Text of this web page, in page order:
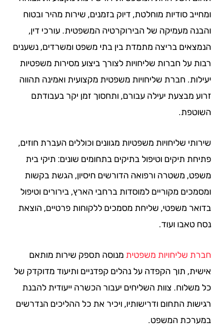
סודיות מוחלטת, דיוק בזמנים, שירות מהיר ובטוח
מעמיקה של הבירוקרטיה המשפטית. עורכי דין,
בריצה מתמדת בין בתי משפט ומשרדים, נשענים
על חברות שליחויות לצורך ביצוע מסירות משפטיות
חברת שליחויות משפטית מקצועית ואמינה תהווה
מבצעת יעילה עבורם, ותחסוך זמן יקר בעבודתם
שליחויות משפטיות מגוונים וכוללים העברת חוזים,
תיקים וטיפול בתיקים בתחומים שונים: תיקי בית
משטרה ורפואה הדורשים חיסיון, הגשת בקשות
מקוריים למוסדות ברחבי הארץ, בירורים וטיפול
משפטי, שליחת מסמכים ללקוחות פרטיים, הוצאת
טאבו ועוד.
שליחויות משפטיתמנוסה תספק שירות מותאם
תוך הקפדה על נהלים קפדניים ותיעוד מדוקדק של
משלוח. צוות השליחים יעבור הכשרה ייעודית להבנת
התחום ודרישותיו, ויכיר את כל ההליכים הנדרשים
המשפט.